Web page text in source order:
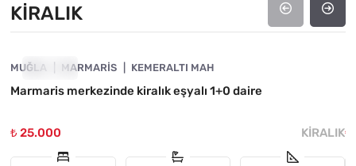
KIRALIK
KIRALIK
MUĞLA MARMARIS KEMERALTI MAH
Marmaris merkezinde kiralık eşyalı 1+0 daire
₺ 25.000 KIRALIK₺